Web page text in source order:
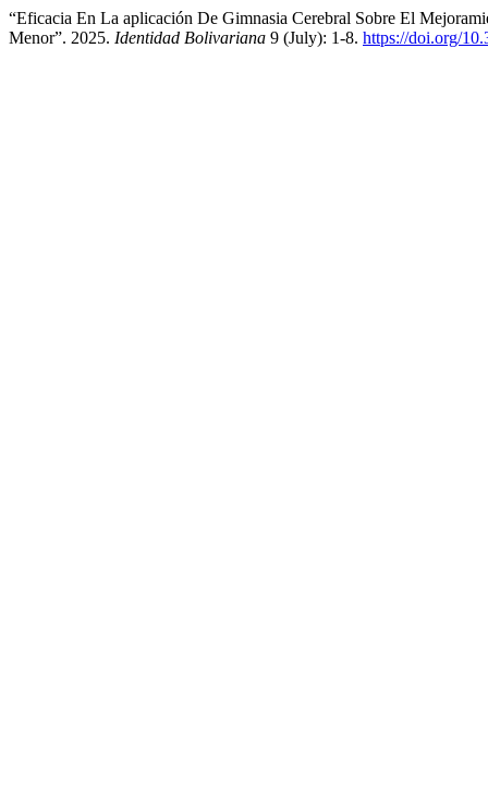
“Eficacia En La aplicación De Gimnasia Cerebral Sobre El
Menor”. 2025. Identidad Bolivariana 9 (July): 1-8. https://doi.org/